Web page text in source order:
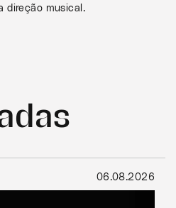
direção musical.
06.08.2026